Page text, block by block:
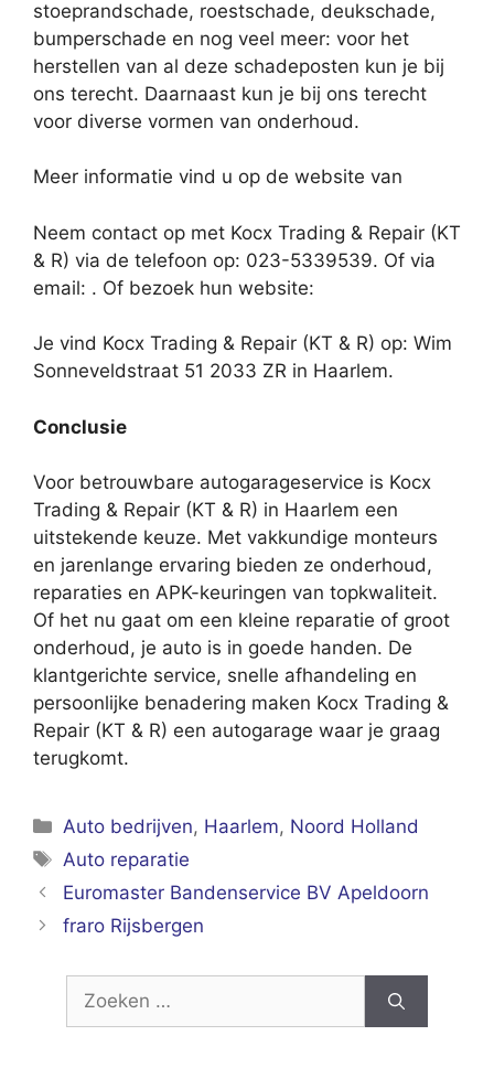
stoeprandschade, roestschade, deukschade,
bumperschade en nog veel meer: voor het
herstellen van al deze schadeposten kun je bij
ons terecht. Daarnaast kun je bij ons terecht
voor diverse vormen van onderhoud.
Meer informatie vind u op de website van
Neem contact op met Kocx Trading & Repair (KT
& R) via de telefoon op: 023-5339539. Of via
email: . Of bezoek hun website:
Je vind Kocx Trading & Repair (KT & R) op: Wim
Sonneveldstraat 51 2033 ZR in Haarlem.
Conclusie
Voor betrouwbare autogarageservice is Kocx
Trading & Repair (KT & R) in Haarlem een
uitstekende keuze. Met vakkundige monteurs
en jarenlange ervaring bieden ze onderhoud,
reparaties en APK-keuringen van topkwaliteit.
Of het nu gaat om een kleine reparatie of groot
onderhoud, je auto is in goede handen. De
klantgerichte service, snelle afhandeling en
persoonlijke benadering maken Kocx Trading &
Repair (KT & R) een autogarage waar je graag
terugkomt.
Categorieën
Auto bedrijven, Haarlem, Noord Holland
Tags
Auto reparatie
Euromaster Bandenservice BV Apeldoorn
fraro Rijsbergen
Zoek